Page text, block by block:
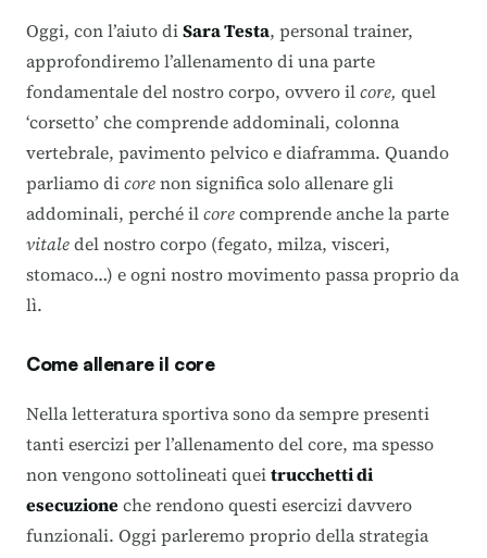
Oggi, con l’aiuto diSara Testa, personal trainer,
approfondiremo l’allenamento di una parte
fondamentale del nostro corpo, ovvero ilcore, quel
‘corsetto’ che comprende addominali, colonna
vertebrale, pavimento pelvico e diaframma. Quando
parliamo dicorenon significa solo allenare gli
addominali, perché ilcorecomprende anche la parte
vitaledel nostro corpo (fegato, milza, visceri,
stomaco…) e ogni nostro movimento passa proprio da
lì.
Come allenare il core
Nella letteratura sportiva sono da sempre presenti
tanti esercizi per l’allenamento del core, ma spesso
non vengono sottolineati queitrucchetti di
esecuzioneche rendono questi esercizi davvero
funzionali. Oggi parleremo proprio della strategia